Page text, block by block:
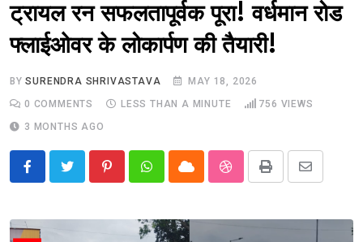
ट्रायल रन सफलतापूर्वक पूरा! वर्धमान रोड
फ्लाईओवर के लोकार्पण की तैयारी!
BYSURENDRA SHRIVASTAVA
MAY 18, 2026
0 COMMENTS LESS THAN A MINUTE 756 VIEWS
3 MONTHS AGO
PinterestWhatsappCloud StumbleUpon
Print
Share
Email